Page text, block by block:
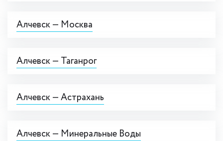
Алчевск — Москва
Алчевск — Таганрог
Алчевск — Астрахань
Алчевск — Минеральные Воды